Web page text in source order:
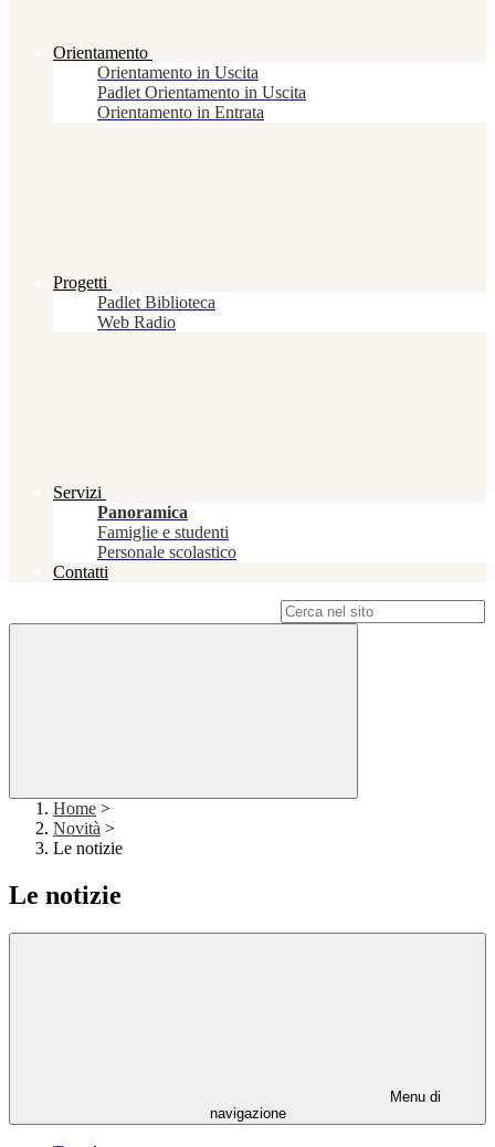
Orientamento
Orientamento in Uscita
Padlet Orientamento in Uscita
Orientamento in Entrata
Progetti
Padlet Biblioteca
Web Radio
Servizi
Panoramica
Famiglie e studenti
Personale scolastico
Contatti
Home >
Novità >
Le notizie
Le notizie
Menu di
navigazione